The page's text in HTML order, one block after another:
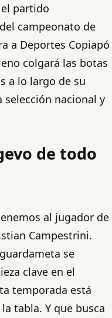
partido
campeonato de
a Deportes Copiapó
colgará las botas
a lo largo de su
selección nacional y
de todo
al jugador de
Campestrini.
se
clave en el
temporada está
tabla. Y que busca